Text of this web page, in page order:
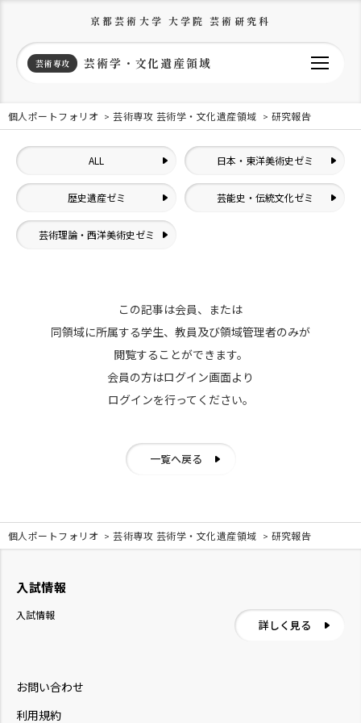
京都芸術大学 大学院 芸術研究科
芸術専攻 芸術学・文化遺産領域
個人ポートフォリオ 芸術専攻 芸術学・文化遺産領域 研究報告
ALL 日本・東洋美術史ゼミ
歴史遺産ゼミ 芸能史・伝統文化ゼミ
芸術理論・西洋美術史ゼミ
この記事は会員、または
同領域に所属する学生、教員及び領域管理者のみが
閲覧することができます。
会員の方はログイン画面より
ログインを行ってください。
一覧へ戻る
個人ポートフォリオ 芸術専攻 芸術学・文化遺産領域 研究報告
お問い合わせ
利用規約
入試情報
入試情報
詳しく見る